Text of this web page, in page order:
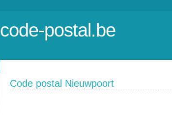
code-postal.be
Code postal Nieuwpoort